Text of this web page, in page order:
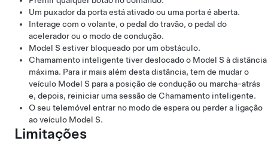
Um puxador da porta está ativado ou uma porta é aberta.
Interage com ovolante, o pedal do travão, o pedal do
acelerador ou o modo de condução.
Model S estiver bloqueado por um obstáculo.
Chamamento inteligente tiver deslocado o Model S à distância
máxima. Para ir mais além desta distância, tem de mudar o
veículo Model S para a posição de condução ou marcha-atrás
e, depois, reiniciar uma sessão de Chamamento inteligente.
O seu telemóvel entrar no modo de espera ou perder a ligação
ao veículo Model S.
Limitações